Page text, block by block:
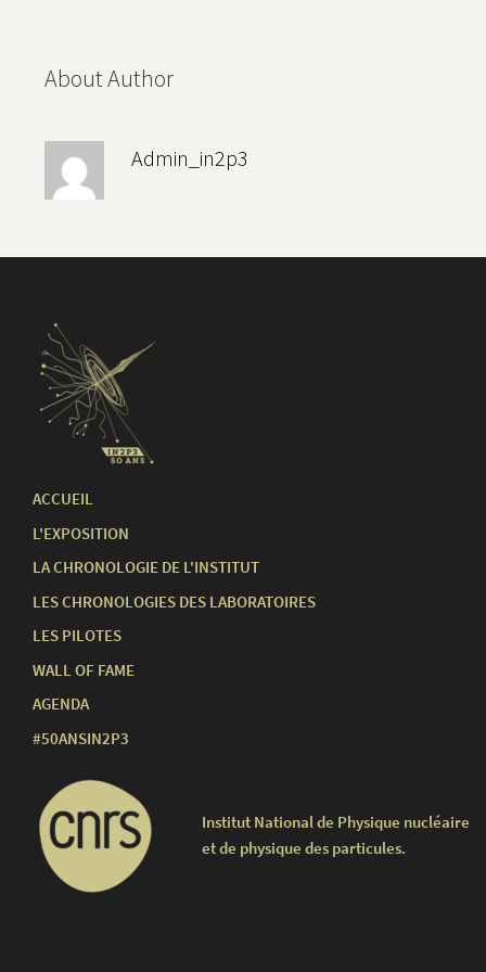
About Author
Admin_in2p3
ACCUEIL
L'EXPOSITION
LA CHRONOLOGIE DE L'INSTITUT
LES CHRONOLOGIES DES LABORATOIRES
LES PILOTES
WALL OF FAME
AGENDA
#50ANSIN2P3
Institut National de Physique nucléaire
et de physique des particules.